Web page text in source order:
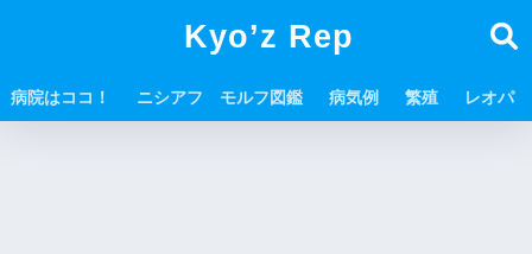
Kyo’z Rep
病院はココ！ ニシアフ モルフ図鑑 病気例 繁殖 レオパ